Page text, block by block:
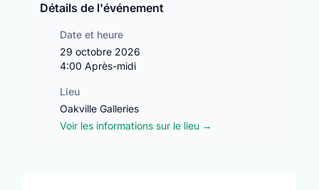
Détails de l'événement
Date et heure
29 octobre 2026
4:00 Après-midi
Lieu
Oakville Galleries
Voir les informations sur le lieu →